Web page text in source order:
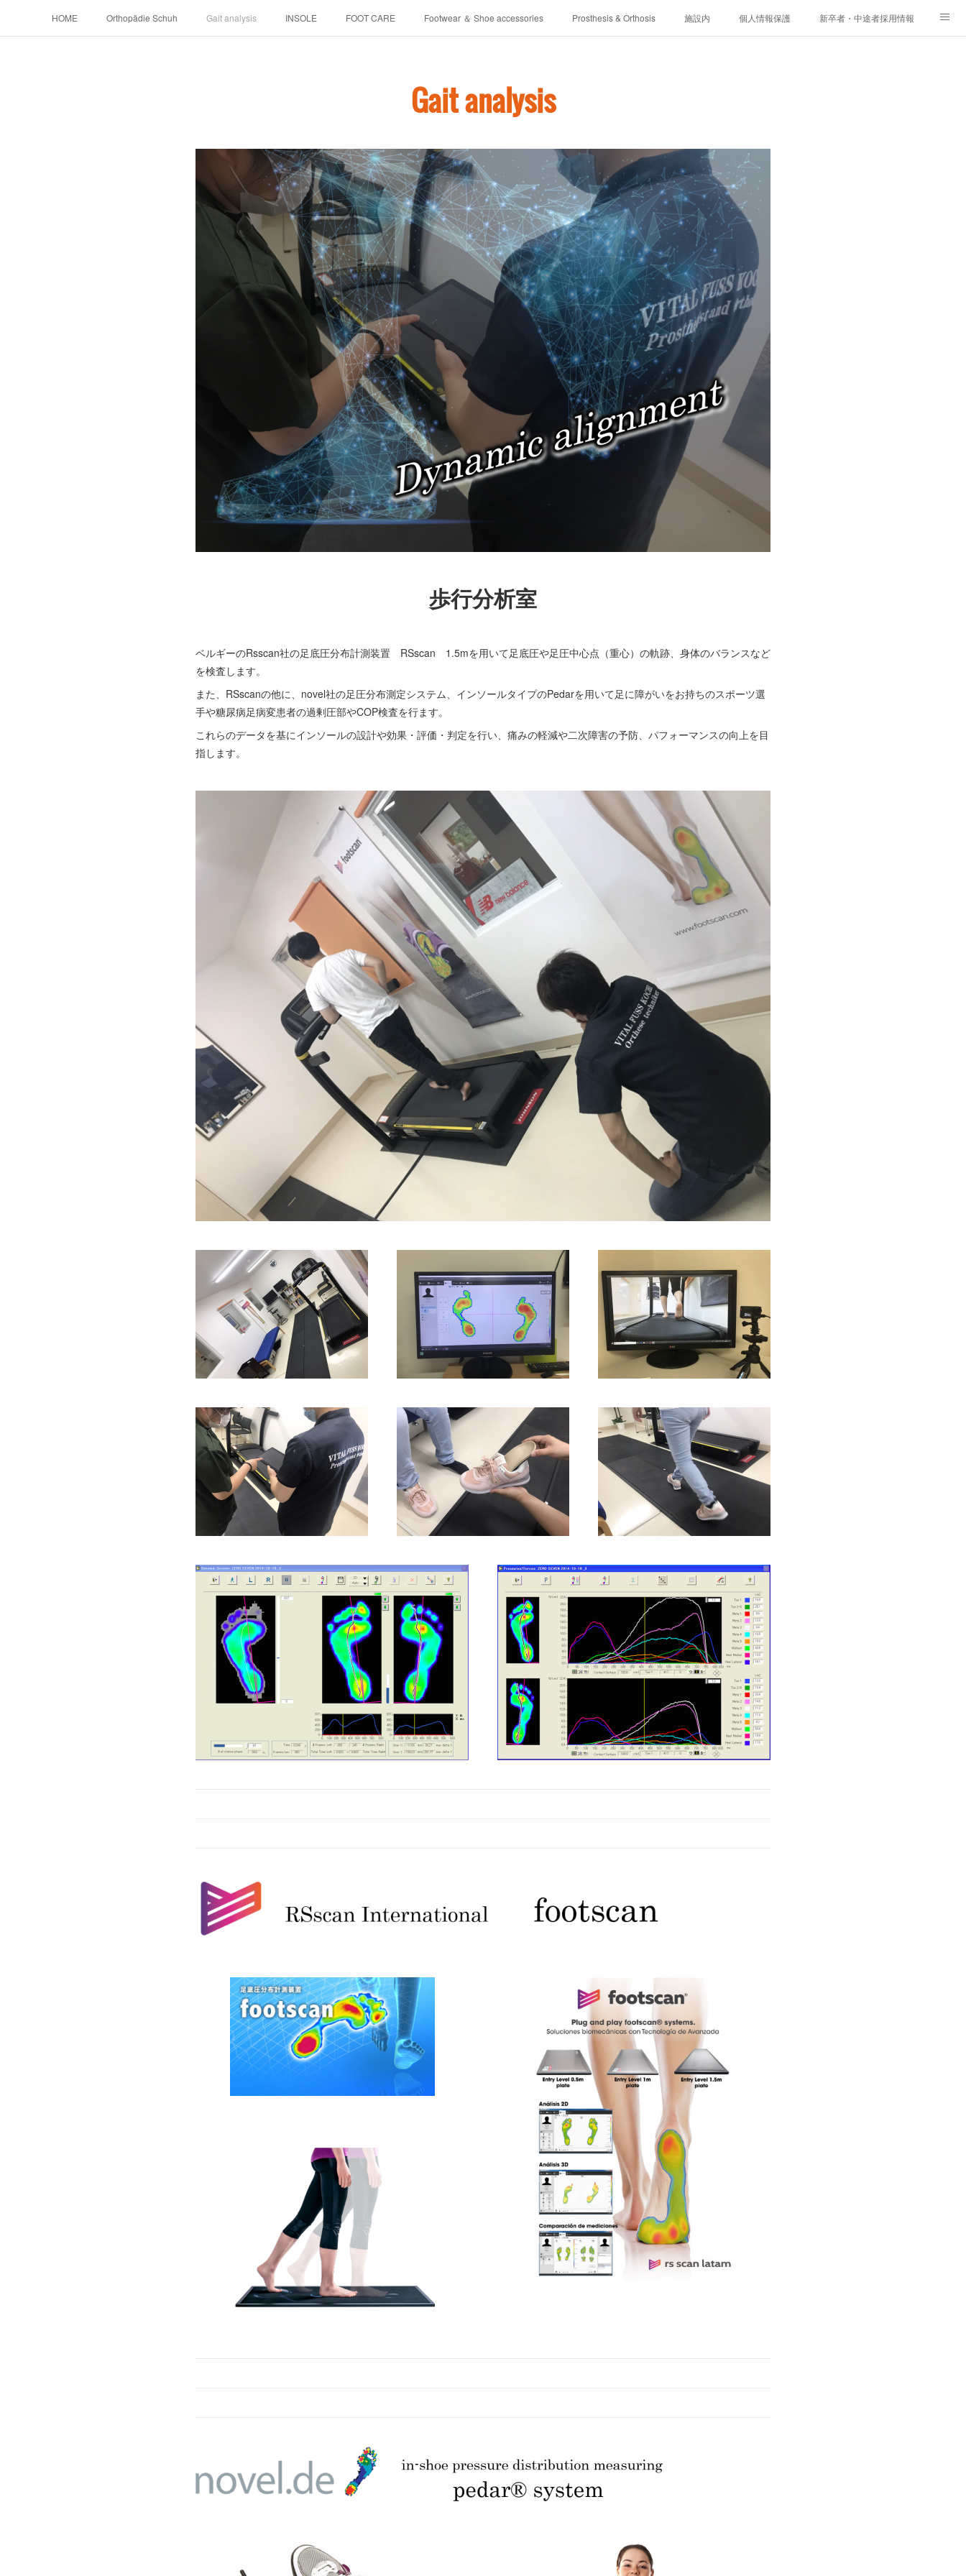
HOME Orthopädie Schuh Gait analysis INSOLE FOOT CARE Footwear ＆ Shoe accessories Prosthesis & Orthosis 施設内 個人情報保護 新卒者・中途者採用情報
Gait analysis
歩行分析室
ベルギーのRsscan社の足底圧分布計測装置 RSscan 1.5mを用いて足底圧や足圧中心点（重心）の軌跡、身体のバランスなど
を検査します。
また、RSscanの他に、novel社の足圧分布測定システム、インソールタイプのPedarを用いて足に障がいをお持ちのスポーツ選
手や糖尿病足病変患者の過剰圧部やCOP検査を行ます。
これらのデータを基にインソールの設計や効果・評価・判定を行い、痛みの軽減や二次障害の予防、パフォーマンスの向上を目
指します。